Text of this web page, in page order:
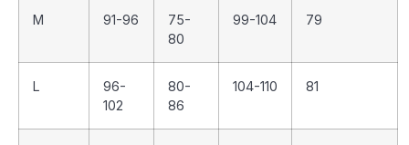
M 91-96
75-
80
99-104 79
L
96-
102
80-
86
104-110 81